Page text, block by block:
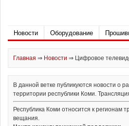
Новости Оборудование
Главная ⇒ Новости ⇒ Цифровое
В данной ветке публикуются новости о
территории республики Коми.
Республика Коми относится к регионам
вещания.